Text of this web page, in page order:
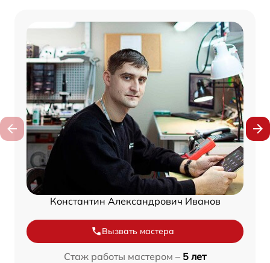
Константин Александрович Иванов
Вызвать мастера
Стаж работы мастером – 5 лет